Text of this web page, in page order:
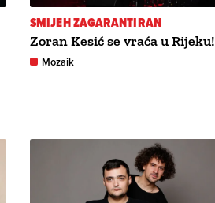
SMIJEH ZAGARANTIRAN
Zoran Kesić se vraća u Rijeku!
Mozaik